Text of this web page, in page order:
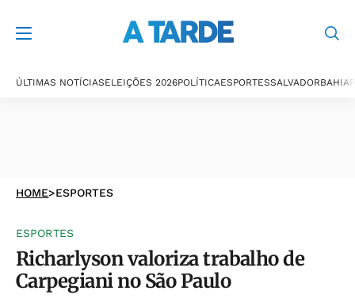
ÚLTIMAS NOTÍCIASELEIÇÕES 2026POLÍTICAESPORTESSALVADORBAHIA
HOME>ESPORTES
ESPORTES
Richarlyson valoriza trabalho de
Carpegiani no São Paulo